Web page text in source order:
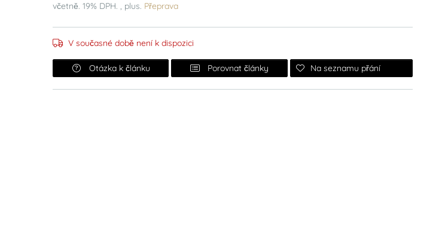
včetně. 19% DPH. , plus. Přeprava
V současné době není k dispozici
Otázka k článku Porovnat články Na seznamu přání